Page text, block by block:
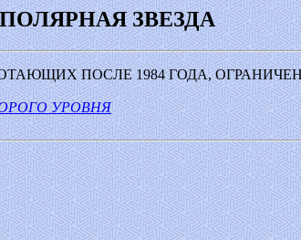
ЗВЕЗДА
ПОСЛЕ 1984 ГОДА,
УРОВНЯ